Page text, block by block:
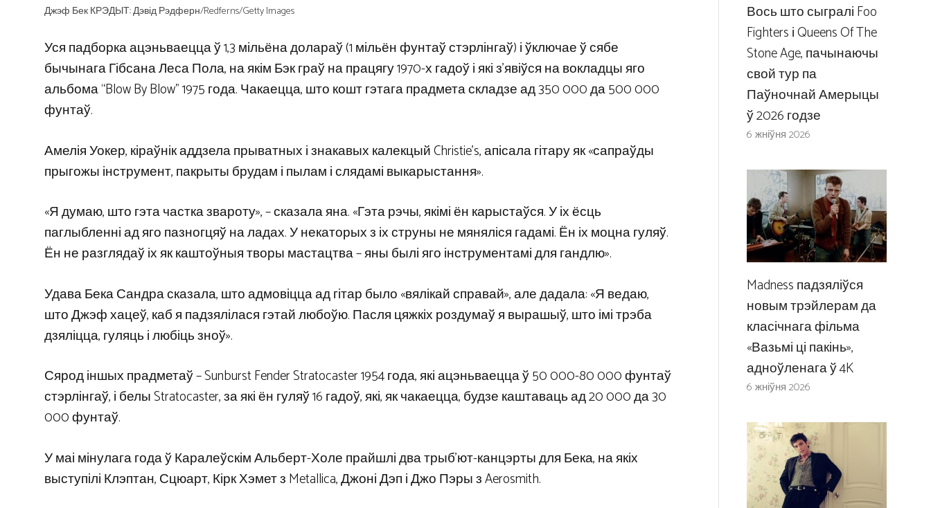
Джэф Бек КРЭДЫТ: Дэвід Рэдферн/Redferns/Getty Images
Уся падборка ацэньваецца ў 1,3 мільёна долараў (1 мільён фунтаў стэрлінгаў) і ўключае ў сябе
бычынага Гібсана Леса Пола, на якім Бэк граў на працягу 1970-х гадоў і які з’явіўся на вокладцы яго
альбома “Blow By Blow” 1975 года. Чакаецца, што кошт гэтага прадмета складзе ад 350 000 да 500 000
фунтаў.
Амелія Уокер, кіраўнік аддзела прыватных і знакавых калекцый Christie’s, апісала гітару як «сапраўды
прыгожы інструмент, пакрыты брудам і пылам і слядамі выкарыстання».
«Я думаю, што гэта частка звароту», – сказала яна. «Гэта рэчы, якімі ён карыстаўся. У іх ёсць
паглыбленні ад яго пазногцяў на ладах. У некаторых з іх струны не мяняліся гадамі. Ён іх моцна гуляў.
Ён не разглядаў іх як каштоўныя творы мастацтва – яны былі яго інструментамі для гандлю».
Удава Бека Сандра сказала, што адмовіцца ад гітар было «вялікай справай», але дадала: «Я ведаю,
што Джэф хацеў, каб я падзялілася гэтай любоўю. Пасля цяжкіх роздумаў я вырашыў, што імі трэба
дзяліцца, гуляць і любіць зноў».
Сярод іншых прадметаў – Sunburst Fender Stratocaster 1954 года, які ацэньваецца ў 50 000-80 000 фунтаў
стэрлінгаў, і белы Stratocaster, за які ён гуляў 16 гадоў, які, як чакаецца, будзе каштаваць ад 20 000 да 30
000 фунтаў.
У маі мінулага года ў Каралеўскім Альберт-Холе прайшлі два трыб’ют-канцэрты для Бека, на якіх
выступілі Клэптан, Сцюарт, Кірк Хэмет з Metallica, Джоні Дэп і Джо Пэры з Aerosmith.
Вось што сыгралі Foo
Fighters і Queens Of The
Stone Age, пачынаючы
свой тур па
Паўночнай Амерыцы
ў 2026 годзе
6 жніўня 2026
Madness падзяліўся
новым трэйлерам да
класічнага фільма
«Вазьмі ці пакінь»,
адноўленага ў 4K
6 жніўня 2026